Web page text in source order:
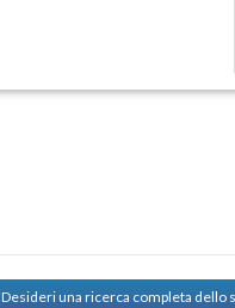
Desideri una ricerca completa dello